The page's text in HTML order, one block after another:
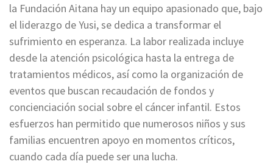
la Fundación Aitana hay un equipo apasionado que, bajo
el liderazgo de Yusi, se dedica a transformar el
sufrimiento en esperanza. La labor realizada incluye
desde la atención psicológica hasta la entrega de
tratamientos médicos, así como la organización de
eventos que buscan recaudación de fondos y
concienciación social sobre el cáncer infantil. Estos
esfuerzos han permitido que numerosos niños y sus
familias encuentren apoyo en momentos críticos,
cuando cada día puede ser una lucha.